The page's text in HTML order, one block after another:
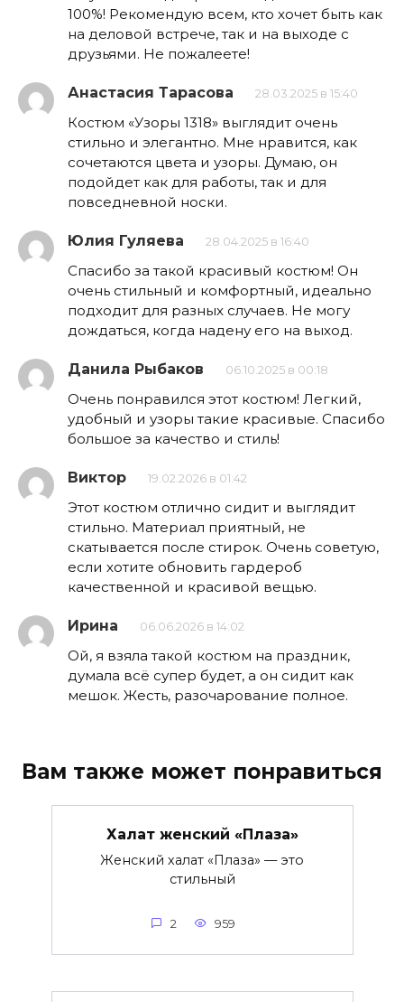
100%! Рекомендую всем, кто хочет быть как
на деловой встрече, так и на выходе с
друзьями. Не пожалеете!
Анастасия Тарасова 28.03.2025 в 15:40
Костюм «Узоры 1318» выглядит очень
стильно и элегантно. Мне нравится, как
сочетаются цвета и узоры. Думаю, он
подойдет как для работы, так и для
повседневной носки.
Юлия Гуляева 28.04.2025 в 16:40
Спасибо за такой красивый костюм! Он
очень стильный и комфортный, идеально
подходит для разных случаев. Не могу
дождаться, когда надену его на выход.
Данила Рыбаков 06.10.2025 в 00:18
Очень понравился этот костюм! Легкий,
удобный и узоры такие красивые. Спасибо
большое за качество и стиль!
Виктор 19.02.2026 в 01:42
Этот костюм отлично сидит и выглядит
стильно. Материал приятный, не
скатывается после стирок. Очень советую,
если хотите обновить гардероб
качественной и красивой вещью.
Ирина 06.06.2026 в 14:02
Ой, я взяла такой костюм на праздник,
думала всё супер будет, а он сидит как
мешок. Жесть, разочарование полное.
Вам также может понравиться
Халат женский «Плаза»
Женский халат «Плаза» — это
стильный
2 959